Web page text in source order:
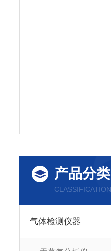
产品分类
CLASSIFICATION
气体检测仪器